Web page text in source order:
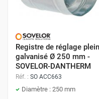
Registre de réglage plein
galvanisé Ø 250 mm -
SOVELOR-DANTHERM
Réf. : SO ACC663
Diamètre : 250 mm